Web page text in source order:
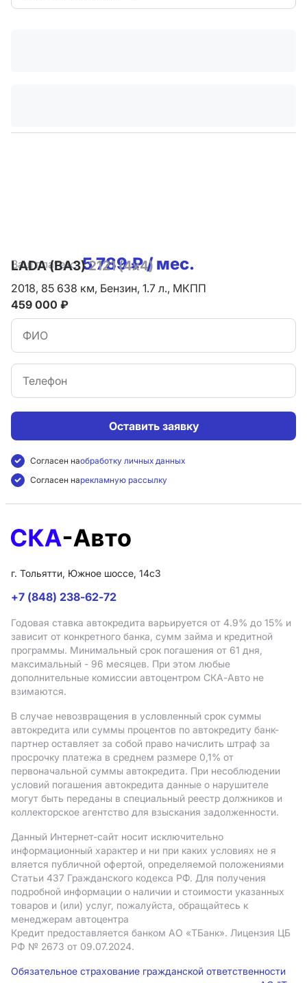
Ваш платеж: 5 789 ₽ / мес.
Оставить заявку
Согласен наобработку личных данных
Согласен нарекламную рассылку
LADA (ВАЗ)2121 (4x4)
2018, 85 638 км, Бензин, 1.7 л., МКПП
459 000 ₽
г. Тольятти, Южное шоссе, 14с3
+7 (848) 238-62-72
Годовая ставка автокредита варьируется от 4.9% до 15% и
зависит от конкретного банка, сумм займа и кредитной
программы. Минимальный срок погашения от 61 дня,
максимальный - 96 месяцев. При этом любые
дополнительные комиссии автоцентром СКА-Авто не
взимаются.
В случае невозвращения в условленный срок суммы
автокредита или суммы процентов по автокредиту банк-
партнер оставляет за собой право начислить штраф за
просрочку платежа в среднем размере 0,1% от
первоначальной суммы автокредита. При несоблюдении
условий погашения автокредита данные о нарушителе
могут быть переданы в специальный реестр должников и
коллекторское агентство для взыскания задолженности.
Данный Интернет-сайт носит исключительно
информационный характер и ни при каких условиях не я
вляется публичной офертой, определяемой положениями
Статьи 437 Гражданского кодекса РФ. Для получения
подробной информации о наличии и стоимости указанных
товаров и (или) услуг, пожалуйста, обращайтесь к
менеджерам автоцентра
Кредит предоставляется банком АO «ТБанк». Лицензия ЦБ
РФ № 2673 от 09.07.2024.
Обязательное страхование гражданской ответственности